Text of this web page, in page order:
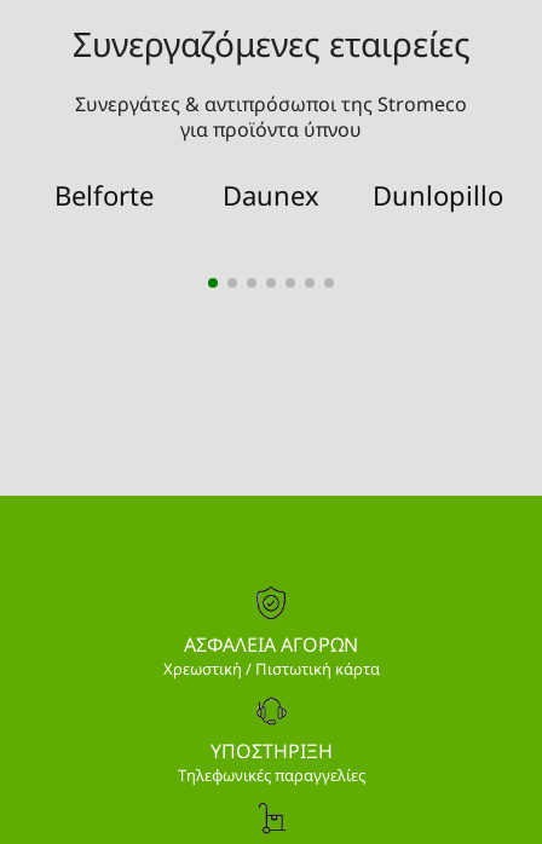
Συνεργαζόμενες εταιρείες
Συνεργάτες & αντιπρόσωποι της Stromeco
για προϊόντα ύπνου
Belforte Daunex Dunlopillo
ΑΣΦΑΛΕΙΑ ΑΓΟΡΩΝ
Χρεωστική / Πιστωτική κάρτα
ΥΠΟΣΤΗΡΙΞΗ
Τηλεφωνικές παραγγελίες